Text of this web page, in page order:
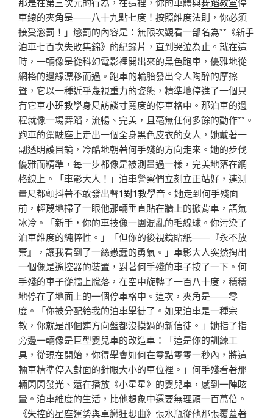
車線的夾角是——八十九點七度！按照維度法則，你必須
接受懲罰！」懲罰的內容是：無限次觀看一部名為**《新手
泊車七百次失敗集錦》的紀錄片，直到哭泣為止。就在這
時，一輛像是從科幻電影裡開出來的黑色跑車，優雅地從
網格的邊緣漂移而過。跑車的輪胎發出令人陶醉的摩擦
聲，它以一種近乎蔑視重力的姿態，精準地停進了一個只
有它車小班教學身尺訪談寸寬度的停車格中。那泊車的過
程就像一場舞蹈，流暢、完美，且毫無任何多餘的動作**。
跑車的駕駛座上走出一個全身黑色皮衣的女人，她戴著一
副透明護目鏡，冷酷地朝著何手殘的方向走來。她的步伐
優雅而精準，每一步都像是被測量過一樣，完美地落在網
格線上。「車影大人！」泊車警察們立刻立正站好，連測
量尺都顫抖著不敢發出聲1對1教學音。她走到何手殘面
前，輕蔑地掃了一眼他那輛垂直貼在牆上的掀背車，語氣
冰冷。「新手，你的車技像一團混亂的毛線球。你污染了
泊車維度的純粹性。」「但你的後視鏡貼紙——『永不放
棄』，讓我看到了一絲愚蠢的勇氣。」車影大人突然掏出
一個像是遙控器的裝置，對著何手殘的車子按了一下。何
手殘的車子從牆上脫落，在空中旋轉了一百八十度，穩穩
地停在了地面上的一個停車格中。這次，夾角是——零
度。「你被分配給我的泊車學徒了。如果泊車是一種宗
教，你就是那個連方向盤都沒摸過的新信徒。」她指了指
旁邊一輛像是巨型嬰兒車的改造車：「這是你的訓練工
具，從現在開始，你得學會如何在零點零零一秒內，將這
輛車精準停入對面的針眼大小的車位裡。」何手殘看著那
輛閃閃發光、還在播放《小星星》的嬰兒車，感到一陣眩
暈。泊車維度的生活，比他想象中還要無理頭一百萬倍。
《失控的星座運勢與單戀狂想曲》張水瓶從他那張覆蓋著